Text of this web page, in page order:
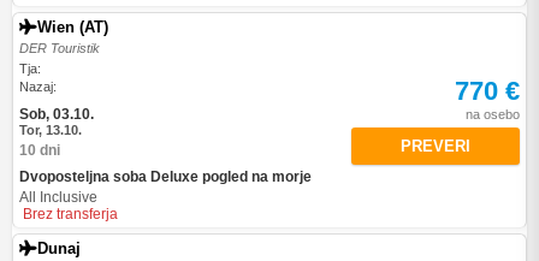
Wien (AT)
DER Touristik
Tja:
Nazaj:
Sob, 03.10.
Tor, 13.10.
10 dni
Dvoposteljna soba Deluxe pogled na morje
All Inclusive
Brez transferja
770 €
na osebo
PREVERI
Dunaj